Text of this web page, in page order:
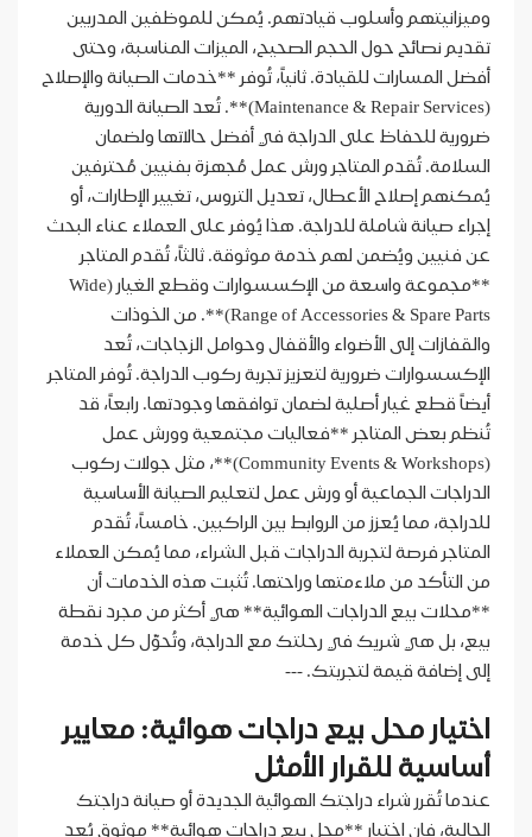
وميزانيتهم وأسلوب قيادتهم. يُمكن للموظفين المدربين
تقديم نصائح حول الحجم الصحيح، الميزات المناسبة، وحتى
أفضل المسارات للقيادة. ثانياً، تُوفر **خدمات الصيانة والإصلاح
(Maintenance & Repair Services)**. تُعد الصيانة الدورية
ضرورية للحفاظ على الدراجة في أفضل حالاتها ولضمان
السلامة. تُقدم المتاجر ورش عمل مُجهزة بفنيين مُحترفين
يُمكنهم إصلاح الأعطال، تعديل التروس، تغيير الإطارات، أو
إجراء صيانة شاملة للدراجة. هذا يُوفر على العملاء عناء البحث
عن فنيين ويُضمن لهم خدمة موثوقة. ثالثاً، تُقدم المتاجر
**مجموعة واسعة من الإكسسوارات وقطع الغيار (Wide
Range of Accessories & Spare Parts)**. من الخوذات
والقفازات إلى الأضواء والأقفال وحوامل الزجاجات، تُعد
الإكسسوارات ضرورية لتعزيز تجربة ركوب الدراجة. تُوفر المتاجر
أيضاً قطع غيار أصلية لضمان توافقها وجودتها. رابعاً، قد
تُنظم بعض المتاجر **فعاليات مجتمعية وورش عمل
(Community Events & Workshops)**، مثل جولات ركوب
الدراجات الجماعية أو ورش عمل لتعليم الصيانة الأساسية
للدراجة، مما يُعزز من الروابط بين الراكبين. خامساً، تُقدم
المتاجر فرصة لتجربة الدراجات قبل الشراء، مما يُمكن العملاء
من التأكد من ملاءمتها وراحتها. تُثبت هذه الخدمات أن
**محلات بيع الدراجات الهوائية** هي أكثر من مجرد نقطة
بيع، بل هي شريك في رحلتك مع الدراجة، وتُحوّل كل خدمة
إلى إضافة قيمة لتجربتك. ---
اختيار محل بيع دراجات هوائية: معايير
أساسية للقرار الأمثل
عندما تُقرر شراء دراجتك الهوائية الجديدة أو صيانة دراجتك
الحالية، فإن اختيار **محل بيع دراجات هوائية** موثوق يُعد